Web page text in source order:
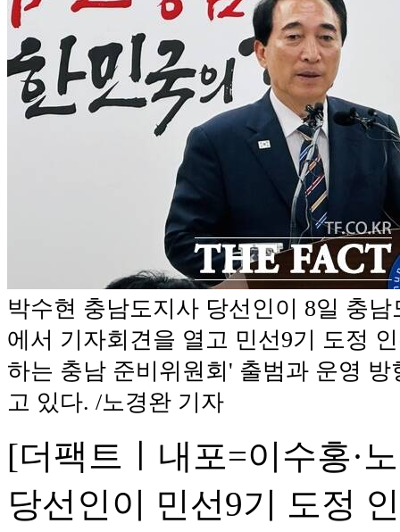
박수현 충남도지사 당선인이 8일 충
에서 기자회견을 열고 민선9기 도정
하는 충남 준비위원회' 출범과 운영
고 있다. /노경완 기자
[더팩트ㅣ내포=이수홍·
당선인이 민선9기 도정